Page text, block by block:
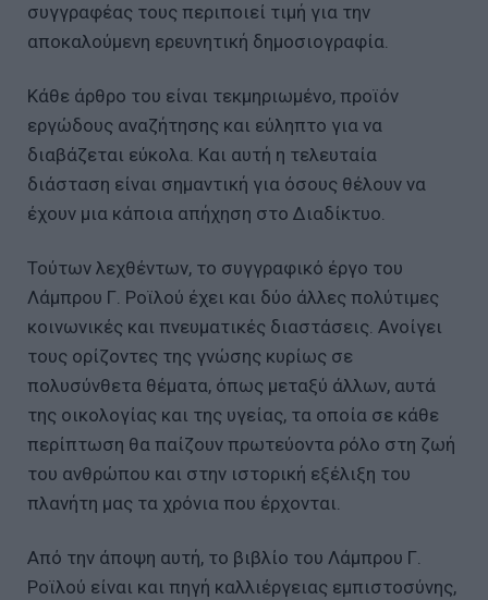
συγγραφέας τους περιποιεί τιμή για την
αποκαλούμενη ερευνητική δημοσιογραφία.
Κάθε άρθρο του είναι τεκμηριωμένο, προϊόν
εργώδους αναζήτησης και εύληπτο για να
διαβάζεται εύκολα. Και αυτή η τελευταία
διάσταση είναι σημαντική για όσους θέλουν να
έχουν μια κάποια απήχηση στο Διαδίκτυο.
Τούτων λεχθέντων, το συγγραφικό έργο του
Λάμπρου Γ. Ροϊλού έχει και δύο άλλες πολύτιμες
κοινωνικές και πνευματικές διαστάσεις. Ανοίγει
τους ορίζοντες της γνώσης κυρίως σε
πολυσύνθετα θέματα, όπως μεταξύ άλλων, αυτά
της οικολογίας και της υγείας, τα οποία σε κάθε
περίπτωση θα παίζουν πρωτεύοντα ρόλο στη ζωή
του ανθρώπου και στην ιστορική εξέλιξη του
πλανήτη μας τα χρόνια που έρχονται.
Από την άποψη αυτή, το βιβλίο του Λάμπρου Γ.
Ροϊλού είναι και πηγή καλλιέργειας εμπιστοσύνης,